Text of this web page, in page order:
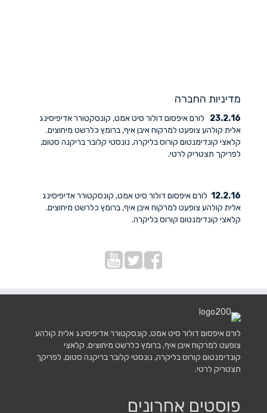
מדיניות החברה
23.2.16 לורם איפסום דולור סיט אמט, קונסקטורר אדיפיסינג
אלית קולהע צופעט למרקוח איבן איף, ברומץ כלרשט מיחוצים.
קלאצי קונדימנטום קורוס בליקרה, נונסטי קלובר בריקנה סטום,
לפריקך תצטריק לרטי.
12.2.16 לורם איפסום דולור סיט אמט, קונסקטורר אדיפיסינג
אלית קולהע צופעט למרקוח איבן איף, ברומץ כלרשט מיחוצים.
קלאצי קונדימנטום קורוס בליקרה.
לורם איפסום דולור סיט אמט, קונסקטורר אדיפיסינג אלית קולהע
צופעט למרקוח איבן איף, ברומץ כלרשט מיחוצים. קלאצי
קונדימנטום קורוס בליקרה, נונסטי קלובר בריקנה סטום, לפריקך
תצטריק לרטי.
פוסטים אחרונים